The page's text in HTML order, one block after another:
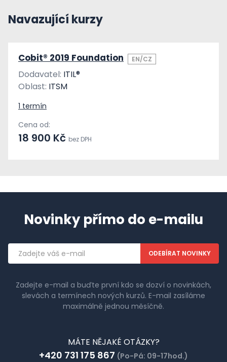
Navazující kurzy
Cobit® 2019 Foundation EN/CZ
Dodavatel: ITIL®
Oblast: ITSM
1 termín
Cena od:
18 900 Kč bez DPH
Novinky přímo do e-mailu
Emailová
adresa
Zadejte e-mail a buďte první kdo se dozví o novinkách,
slevách a termínech nových kurzů. E-mail zasíláme
maximálně jednou měsíčně.
MÁTE NĚJAKÉ OTÁZKY?
+420 731 175 867 (Po-Pá: 09-17hod.)